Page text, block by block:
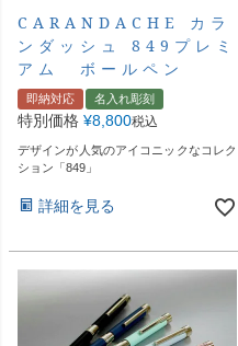
CARANDACHE カラ
ンダッシュ 849プレミ
アム ボールペン
即納対応 名入れ彫刻
特別価格 ¥8,800税込
デザインが人気のアイコニックなコレク
ション「849」
詳細を見る